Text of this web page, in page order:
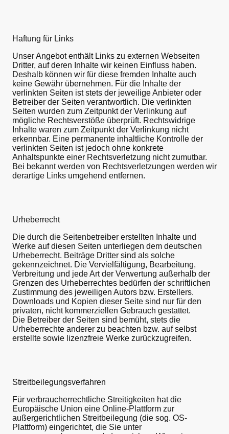
Haftung für Links
Unser Angebot enthält Links zu externen Webseiten
Dritter, auf deren Inhalte wir keinen Einfluss haben.
Deshalb können wir für diese fremden Inhalte auch
keine Gewähr übernehmen. Für die Inhalte der
verlinkten Seiten ist stets der jeweilige Anbieter oder
Betreiber der Seiten verantwortlich. Die verlinkten
Seiten wurden zum Zeitpunkt der Verlinkung auf
mögliche Rechtsverstöße überprüft. Rechtswidrige
Inhalte waren zum Zeitpunkt der Verlinkung nicht
erkennbar. Eine permanente inhaltliche Kontrolle der
verlinkten Seiten ist jedoch ohne konkrete
Anhaltspunkte einer Rechtsverletzung nicht zumutbar.
Bei bekannt werden von Rechtsverletzungen werden wir
derartige Links umgehend entfernen.
Urheberrecht
Die durch die Seitenbetreiber erstellten Inhalte und
Werke auf diesen Seiten unterliegen dem deutschen
Urheberrecht. Beiträge Dritter sind als solche
gekennzeichnet. Die Vervielfältigung, Bearbeitung,
Verbreitung und jede Art der Verwertung außerhalb der
Grenzen des Urheberrechtes bedürfen der schriftlichen
Zustimmung des jeweiligen Autors bzw. Erstellers.
Downloads und Kopien dieser Seite sind nur für den
privaten, nicht kommerziellen Gebrauch gestattet.
Die Betreiber der Seiten sind bemüht, stets die
Urheberrechte anderer zu beachten bzw. auf selbst
erstellte sowie lizenzfreie Werke zurückzugreifen.
Streitbeilegungsverfahren
Für verbraucherrechtliche Streitigkeiten hat die
Europäische Union eine Online-Plattform zur
außergerichtlichen Streitbeilegung (die sog. OS-
Plattform) eingerichtet, die Sie unter